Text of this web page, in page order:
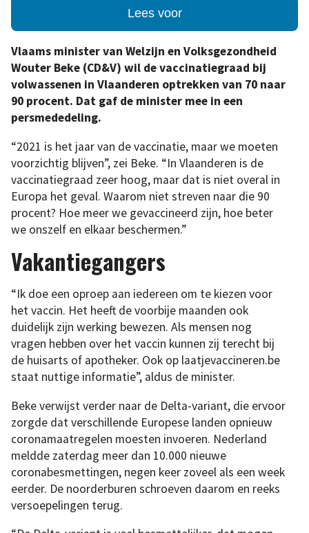
Lees voor
Vlaams minister van Welzijn en Volksgezondheid
Wouter Beke (CD&V) wil de vaccinatiegraad bij
volwassenen in Vlaanderen optrekken van 70 naar
90 procent. Dat gaf de minister mee in een
persmededeling.
“2021 is het jaar van de vaccinatie, maar we moeten
voorzichtig blijven”, zei Beke. “In Vlaanderen is de
vaccinatiegraad zeer hoog, maar dat is niet overal in
Europa het geval. Waarom niet streven naar die 90
procent? Hoe meer we gevaccineerd zijn, hoe beter
we onszelf en elkaar beschermen.”
Vakantiegangers
“Ik doe een oproep aan iedereen om te kiezen voor
het vaccin. Het heeft de voorbije maanden ook
duidelijk zijn werking bewezen. Als mensen nog
vragen hebben over het vaccin kunnen zij terecht bij
de huisarts of apotheker. Ook op laatjevaccineren.be
staat nuttige informatie”, aldus de minister.
Beke verwijst verder naar de Delta-variant, die ervoor
zorgde dat verschillende Europese landen opnieuw
coronamaatregelen moesten invoeren. Nederland
meldde zaterdag meer dan 10.000 nieuwe
coronabesmettingen, negen keer zoveel als een week
eerder. De noorderburen schroeven daarom en reeks
versoepelingen terug.